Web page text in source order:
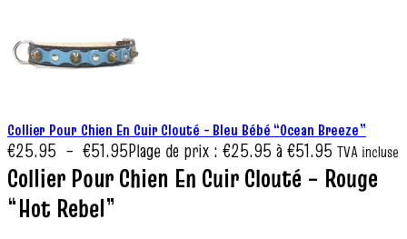
Collier Pour Chien En Cuir Clouté – Bleu Bébé “Ocean Breeze”
€25.95 – €51.95Plage de prix : €25.95 à €51.95 TVA incluse
Collier Pour Chien En Cuir Clouté – Rouge
“Hot Rebel”